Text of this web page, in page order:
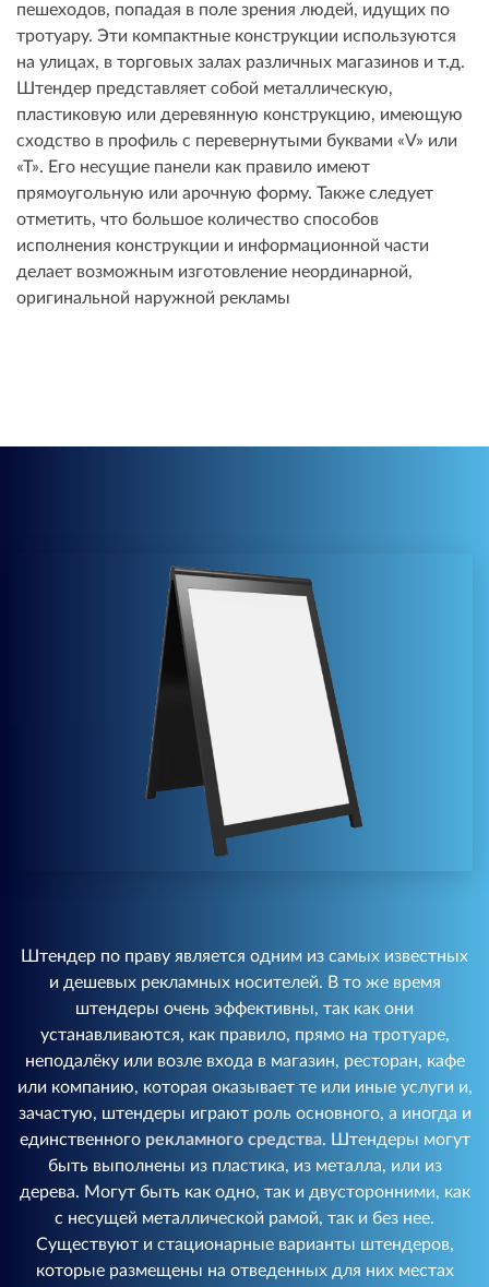
пешеходов, попадая в поле зрения людей, идущих по
тротуару. Эти компактные конструкции используются
на улицах, в торговых залах различных магазинов и т.д.
Штендер представляет собой металлическую,
пластиковую или деревянную конструкцию, имеющую
сходство в профиль с перевернутыми буквами «V» или
«Т». Его несущие панели как правило имеют
прямоугольную или арочную форму. Также следует
отметить, что большое количество способов
исполнения конструкции и информационной части
делает возможным изготовление неординарной,
оригинальной наружной рекламы
Штендер по праву является одним из самых известных
и дешевых рекламных носителей. В то же время
штендеры очень эффективны, так как они
устанавливаются, как правило, прямо на тротуаре,
неподалёку или возле входа в магазин, ресторан, кафе
или компанию, которая оказывает те или иные услуги и,
зачастую, штендеры играют роль основного, а иногда и
единственного рекламного средства. Штендеры могут
быть выполнены из пластика, из металла, или из
дерева. Могут быть как одно, так и двусторонними, как
с несущей металлической рамой, так и без нее.
Существуют и стационарные варианты штендеров,
которые размещены на отведенных для них местах